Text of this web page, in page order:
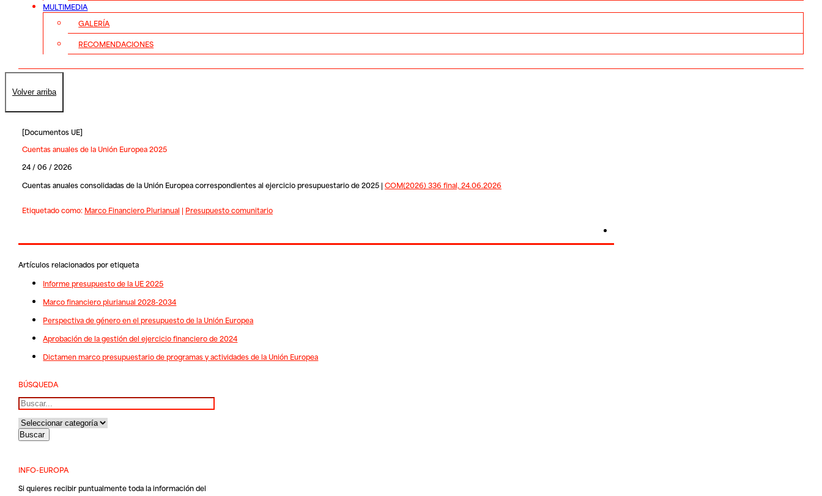
MULTIMEDIA
GALERÍA
RECOMENDACIONES
Volver arriba
[Documentos UE]
Cuentas anuales de la Unión Europea 2025
24 / 06 / 2026
Cuentas anuales consolidadas de la Unión Europea correspondientes al ejercicio presupuestario de 2025 | COM(2026) 336 final, 24.06.2026
Etiquetado como: Marco Financiero Plurianual | Presupuesto comunitario
Artículos relacionados por etiqueta
Informe presupuesto de la UE 2025
Marco financiero plurianual 2028-2034
Perspectiva de género en el presupuesto de la Unión Europea
Aprobación de la gestión del ejercicio financiero de 2024
Dictamen marco presupuestario de programas y actividades de la Unión Europea
BÚSQUEDA
Buscar
INFO-EUROPA
Si quieres recibir puntualmente toda la información del